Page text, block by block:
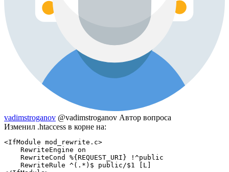
vadimstroganov @vadimstroganov Автор вопроса
Изменил .htaccess в корне на:
<IfModule mod_rewrite.c>
    RewriteEngine on
    RewriteCond %{REQUEST_URI} !^public
    RewriteRule ^(.*)$ public/$1 [L]